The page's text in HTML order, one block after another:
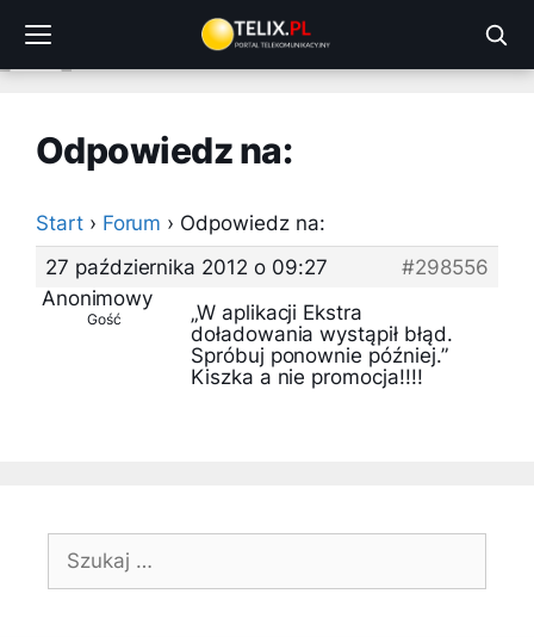
treści
Odpowiedz na:
Start › Forum › Odpowiedz na:
27 października 2012 o 09:27
#298556
Anonimowy
Gość
„W aplikacji Ekstra
doładowania wystąpił błąd.
Spróbuj ponownie później.”
Kiszka a nie promocja!!!!
Szukaj: